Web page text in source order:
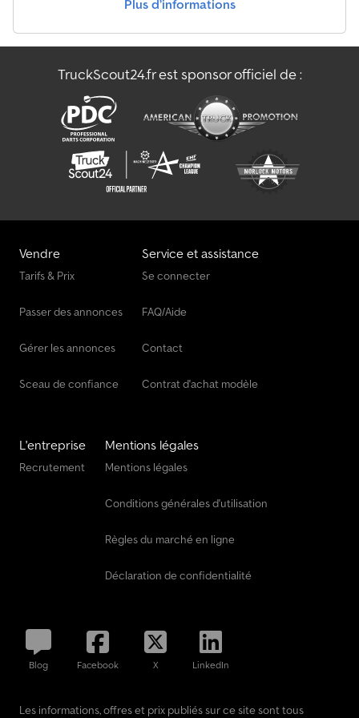
Lohr Châssis Mixte
Netam-Fruehauf Châssis Mixte
Plus d’informations
TruckScout24.fr est sponsor officiel de :
Vendre
Tarifs & Prix
Passer des annonces
Gérer les annonces
Sceau de confiance
Service et assistance
Se connecter
FAQ/Aide
Contact
Contrat d'achat modèle
L'entreprise
Recrutement
Mentions légales
Mentions légales
Conditions générales d'utilisation
Règles du marché en ligne
Déclaration de confidentialité
Blog Facebook X LinkedIn
Les informations, offres et prix publiés sur ce site sont tous